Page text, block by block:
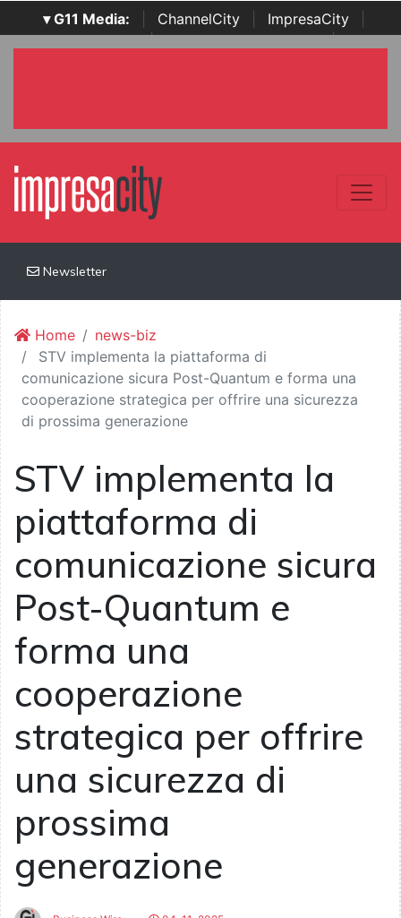
▾ G11 Media: ChannelCity ImpresaCity
SecurityOpenLab | Italian Channel Awards | Italian
Newsletter
Home
news-biz
STV implementa la piattaforma di
comunicazione sicura Post-Quantum e forma una
cooperazione strategica per offrire una sicurezza
di prossima generazione
STV implementa la
piattaforma di
comunicazione sicura
Post-Quantum e
forma una
cooperazione
strategica per offrire
una sicurezza di
prossima
generazione